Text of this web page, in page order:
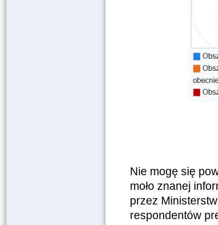
Nie mogę się
moło znanej
przez
respondentów